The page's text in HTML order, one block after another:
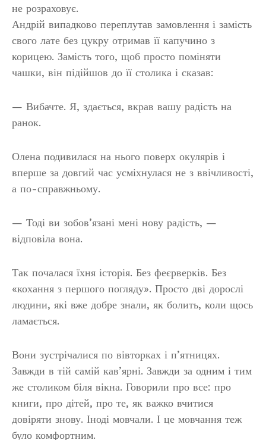
не розраховує.
Андрій випадково переплутав замовлення і замість
свого лате без цукру отримав її капучино з
корицею. Замість того, щоб просто поміняти
чашки, він підійшов до її столика і сказав:
— Вибачте. Я, здається, вкрав вашу радість на
ранок.
Олена подивилася на нього поверх окулярів і
вперше за довгий час усміхнулася не з ввічливості,
а по-справжньому.
— Тоді ви зобов’язані мені нову радість, —
відповіла вона.
Так почалася їхня історія. Без феєрверків. Без
«кохання з першого погляду». Просто дві дорослі
людини, які вже добре знали, як болить, коли щось
ламається.
Вони зустрічалися по вівторках і п’ятницях.
Завжди в тій самій кав’ярні. Завжди за одним і тим
же столиком біля вікна. Говорили про все: про
книги, про дітей, про те, як важко вчитися
довіряти знову. Іноді мовчали. І це мовчання теж
було комфортним.